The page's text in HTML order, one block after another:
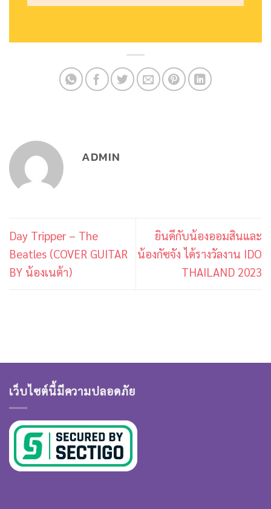
ADMIN
Day Tripper – The
Beatles (COVER GUITAR
BY น้องเนต้า)
ยินดีกับน้องออมสินและ
น้องกัซจัง ได้รางวัลงาน IDO
THAILAND 2023
เว็บไซต์นี้มีความปลอดภัย